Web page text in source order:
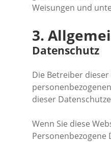
Weisungen und
3.
Datenschutz
Die Betreiber
dieser
Wenn Sie diese